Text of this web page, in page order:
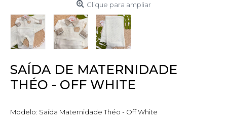
Clique para ampliar
SAÍDA DE MATERNIDADE
THÉO - OFF WHITE
Modelo: Saída Maternidade Théo - Off White